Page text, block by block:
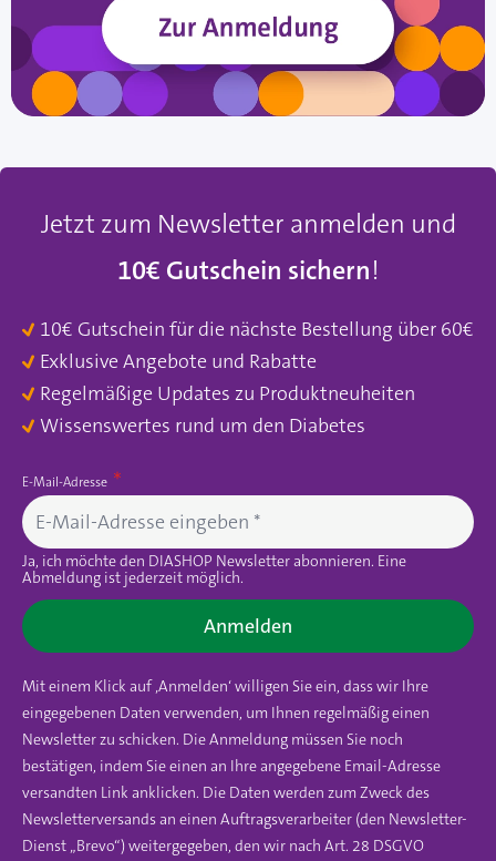
Jetzt zum Newsletter anmelden und
10€ Gutschein sichern!
10€ Gutschein für die nächste Bestellung über 60€
Exklusive Angebote und Rabatte
Regelmäßige Updates zu Produktneuheiten
Wissenswertes rund um den Diabetes
E-Mail-Adresse
Ja, ich möchte den DIASHOP Newsletter abonnieren. Eine
Abmeldung ist jederzeit möglich.
Anmelden
Mit einem Klick auf ‚Anmelden‘ willigen Sie ein, dass wir Ihre
eingegebenen Daten verwenden, um Ihnen regelmäßig einen
Newsletter zu schicken. Die Anmeldung müssen Sie noch
bestätigen, indem Sie einen an Ihre angegebene Email-Adresse
versandten Link anklicken. Die Daten werden zum Zweck des
Newsletterversands an einen Auftragsverarbeiter (den Newsletter-
Dienst „Brevo“) weitergegeben, den wir nach Art. 28 DSGVO